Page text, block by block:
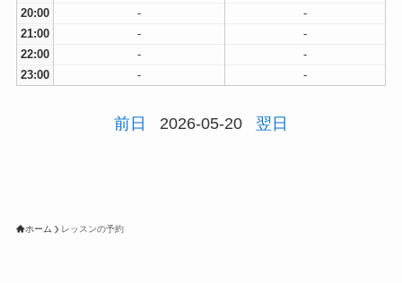
20:00
-
-
21:00
-
-
22:00
-
-
23:00
- -
前日 2026-05-20 翌日
ホーム レッスンの予約